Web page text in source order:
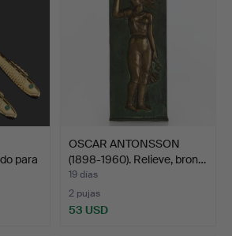
para
OSCAR ANTONSSON
(1898-1960). Relieve, bron…
19 días
2 pujas
53 USD